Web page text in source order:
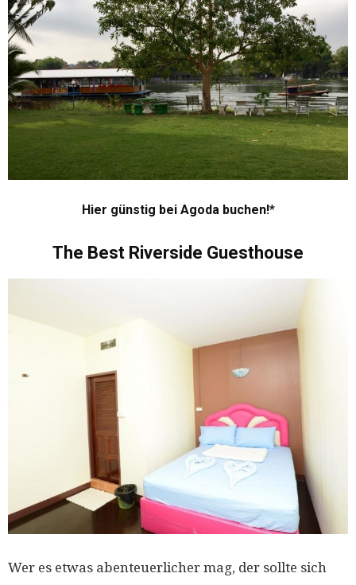
Hier günstig bei Agoda buchen!
The Best Riverside Guesthouse
Wer es etwas abenteuerlicher mag, der sollte sich